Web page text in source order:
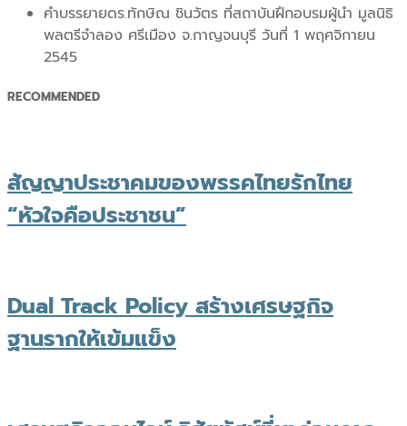
คำบรรยายดร.ทักษิณ ชินวัตร ที่สถาบันฝึกอบรมผู้นำ มูลนิธิ
พลตรีจำลอง ศรีเมือง จ.กาญจนบุรี วันที่ 1 พฤศจิกายน
2545
RECOMMENDED
สัญญาประชาคมของพรรคไทยรักไทย
“หัวใจคือประชาชน”
Dual Track Policy สร้างเศรษฐกิจ
ฐานรากให้เข้มแข็ง